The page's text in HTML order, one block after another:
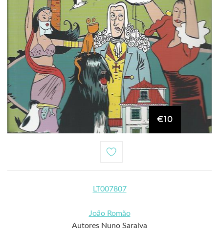
€10
LT007807
João Romão
Autores Nuno Saraiva